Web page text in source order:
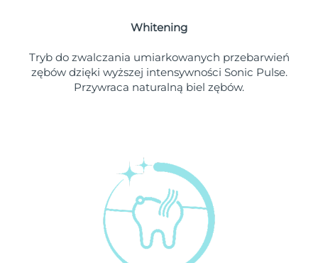
Whitening
Tryb do zwalczania umiarkowanych przebarwień
zębów dzięki wyższej intensywności Sonic Pulse.
Przywraca naturalną biel zębów.
Oczekiwany czas dostawy
SRA Makau (Chiny)
Oczekiwany czas dostawy
Oczekiwany czas dostawy
Oczekiwany czas dostawy
Oczekiwany czas dostawy